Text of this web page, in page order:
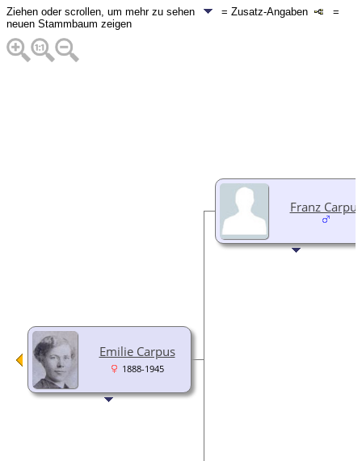
Ziehen oder scrollen, um mehr zu sehen = Zusatz-Angaben
=
neuen Stammbaum zeigen
Emilie Carpus
1888-1945
Franz Carpus